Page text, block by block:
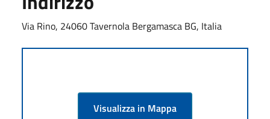
Via Rino, 24060 Tavernola Bergamasca BG, Italia
Visualizza in Mappa